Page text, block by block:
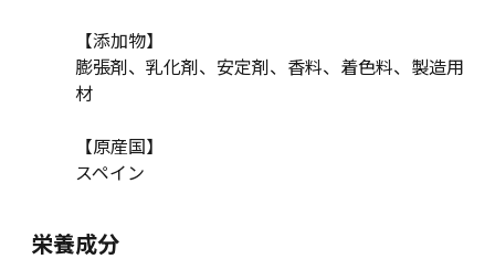
【添加物】
膨張剤、乳化剤、安定剤、香料、着色料、製造用
材
【原産国】
スペイン
栄養成分